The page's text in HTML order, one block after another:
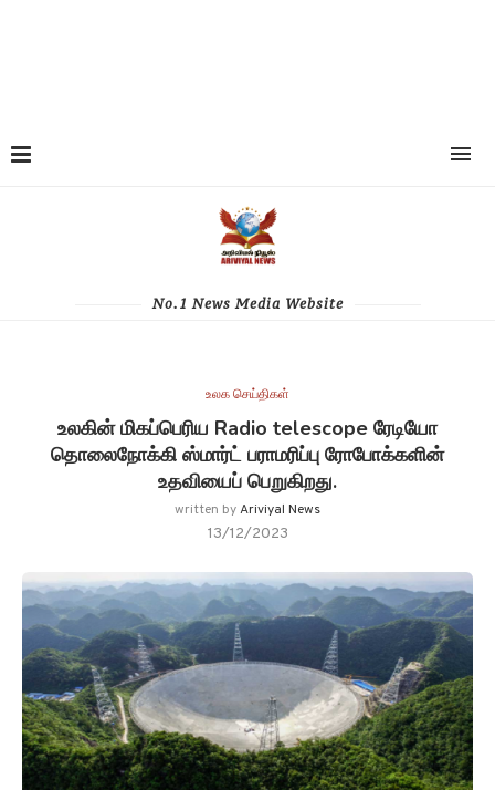
No.1 News Media Website
உலக செய்திகள்
உலகின் மிகப்பெரிய Radio telescope ரேடியோ
தொலைநோக்கி ஸ்மார்ட் பராமரிப்பு ரோபோக்களின்
உதவியைப் பெறுகிறது.
written byAriviyal News
13/12/2023